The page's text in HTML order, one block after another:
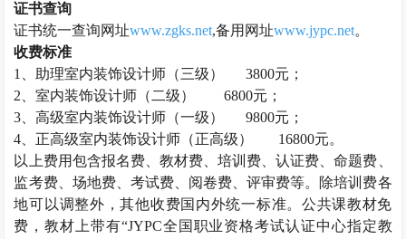
证书查询
证书统一查询网址www.zgks.net,备用网址www.jypc.net。
收费标准
1、助理室内装饰设计师 （三级）
3800元；
2、室内装饰设计师 （二级）
6800元；
3、高级室内装饰设计师 （一级）
9800元；
4、正高级室内装饰设计师 （正高级）
16800元。
以上费用包含报名费、教材费、培训费、认证费、命题费、
监考费、场地费、考试费、阅卷费、评审费等。除培训费各
地可以调整外，其他收费国内外统一标准。公共课教材免
费，教材上带有“JYPC全国职业资格考试认证中心指定教